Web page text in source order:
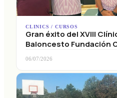
CLINICS / CURSOS
Gran éxito del XVIII
Baloncesto Fundación
06/07/2026